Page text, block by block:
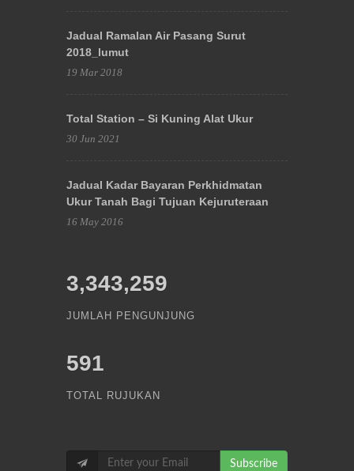
Jadual Ramalan Air Pasang Surut
2018_lumut
19 Mar 2018
Total Station – Si Kuning Alat Ukur
30 Jun 2021
Jadual Kadar Bayaran Perkhidmatan
Ukur Tanah Bagi Tujuan Kejuruteraan
16 May 2016
3,343,259
JUMLAH PENGUNJUNG
591
TOTAL RUJUKAN
Subscribe